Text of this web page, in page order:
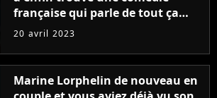
française qui parle de tout ça
sans être super ringarde
20 avril 2023
Marine Lorphelin de nouveau en